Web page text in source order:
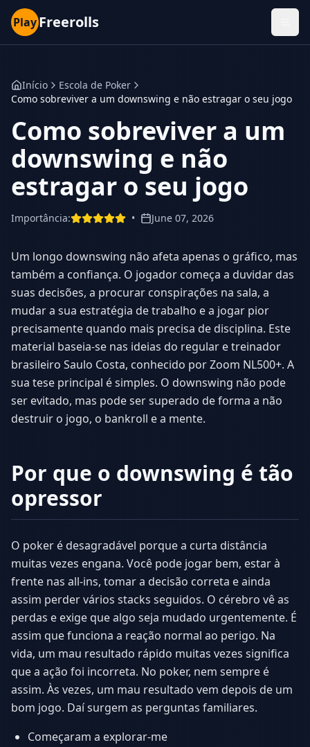
PlayFreerolls
Início
Escola de Poker
Como sobreviver a um downswing e não estragar o seu jogo
Como sobreviver a um
downswing e não
estragar o seu jogo
Importância: • June 07, 2026
Um longo downswing não afeta apenas o gráfico, mas
também a confiança. O jogador começa a duvidar das
suas decisões, a procurar conspirações na sala, a
mudar a sua estratégia de trabalho e a jogar pior
precisamente quando mais precisa de disciplina. Este
material baseia-se nas ideias do regular e treinador
brasileiro Saulo Costa, conhecido por Zoom NL500+. A
sua tese principal é simples. O downswing não pode
ser evitado, mas pode ser superado de forma a não
destruir o jogo, o bankroll e a mente.
Por que o downswing é tão
opressor
O poker é desagradável porque a curta distância
muitas vezes engana. Você pode jogar bem, estar à
frente nas all-ins, tomar a decisão correta e ainda
assim perder vários stacks seguidos. O cérebro vê as
perdas e exige que algo seja mudado urgentemente. É
assim que funciona a reação normal ao perigo. Na
vida, um mau resultado rápido muitas vezes significa
que a ação foi incorreta. No poker, nem sempre é
assim. Às vezes, um mau resultado vem depois de um
bom jogo. Daí surgem as perguntas familiares.
Começaram a explorar-me